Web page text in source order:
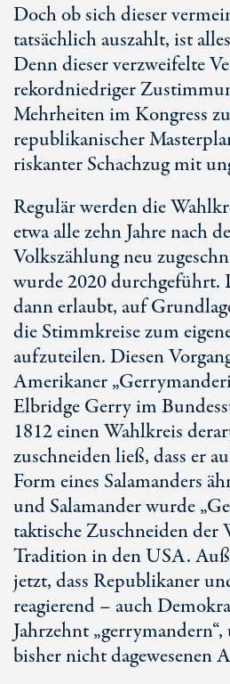
Doch ob sich dieser
tatsächlich auszahlt, ist
Denn dieser verzweifelte
rekordniedriger
Mehrheiten im Kongress
republikanischer
riskanter Schachzug mit
Regulär werden die
etwa alle zehn Jahre nach
Volkszählung neu
wurde 2020 durchgeführt.
dann erlaubt, auf
die Stimmkreise zum
aufzuteilen. Diesen
Amerikaner
Elbridge Gerry im
1812 einen Wahlkreis
zuschneiden ließ, dass er
Form eines Salamanders
und Salamander wurde
taktische Zuschneiden der
Tradition in den USA.
jetzt, dass Republikaner
reagierend – auch
Jahrzehnt
bisher nicht dagewesenen